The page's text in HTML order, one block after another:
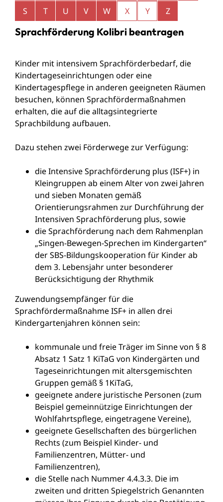
S
T U V W X Y Z
Sprachförderung Kolibri beantragen
Kinder mit intensivem Sprachförderbedarf, die
Kindertageseinrichtungen oder eine
Kindertagespflege in anderen geeigneten Räumen
besuchen, können Sprachfördermaßnahmen
erhalten, die auf die alltagsintegrierte
Sprachbildung aufbauen.
Dazu stehen zwei Förderwege zur Verfügung:
die Intensive Sprachförderung plus (ISF+) in
Kleingruppen ab einem Alter von zwei Jahren
und sieben Monaten gemäß
Orientierungsrahmen zur Durchführung der
Intensiven Sprachförderung plus, sowie
die Sprachförderung nach dem Rahmenplan
„Singen-Bewegen-Sprechen im Kindergarten“
der SBS-Bildungskooperation für Kinder ab
dem 3. Lebensjahr unter besonderer
Berücksichtigung der Rhythmik
Zuwendungsempfänger für die
Sprachfördermaßnahme ISF+ in allen drei
Kindergartenjahren können sein:
kommunale und freie Träger im Sinne von § 8
Absatz 1 Satz 1 KiTaG von Kindergärten und
Tageseinrichtungen mit altersgemischten
Gruppen gemäß § 1KiTaG,
geeignete andere juristische Personen (zum
Beispiel gemeinnützige Einrichtungen der
Wohlfahrtspflege, eingetragene Vereine),
geeignete Gesellschaften des bürgerlichen
Rechts (zum Beispiel Kinder- und
Familienzentren, Mütter- und
Familienzentren),
die Stelle nach Nummer 4.4.3.3. Die im
zweiten und dritten Spiegelstrich Genannten